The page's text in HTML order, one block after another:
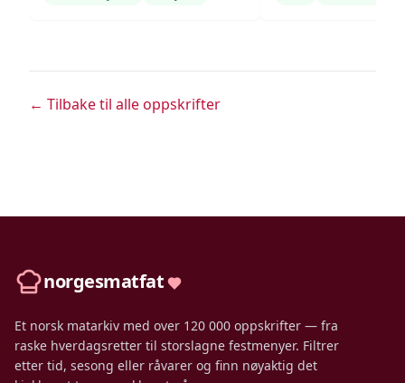
← Tilbake til alle oppskrifter
norgesmatfat
Et norsk matarkiv med over 120 000 oppskrifter — fra
raske hverdagsretter til storslagne festmenyer. Filtrer
etter tid, sesong eller råvarer og finn nøyaktig det